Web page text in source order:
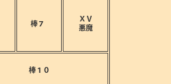
棒７
ⅩⅤ
悪魔
棒１０